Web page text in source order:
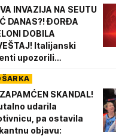
INVAZIJA NA SEUTU
DANAS?! ĐORĐA
DOBILA
Italijanski
upozorili
iz španske
SPREMAJU
SKANDAL!
udarila
pa ostavila
objavu: